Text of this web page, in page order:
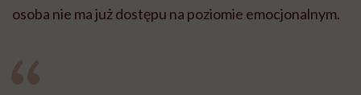
osoba nie ma już dostępu na poziomie emocjonalnym.